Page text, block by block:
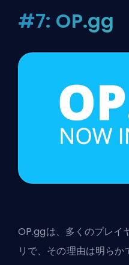
#7: OP.gg
OP.ggは、多くのプレイ
リで、その理由は明ら